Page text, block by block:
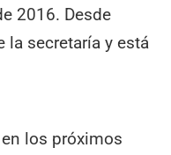
2016. Desde
la secretaría y está
los próximos